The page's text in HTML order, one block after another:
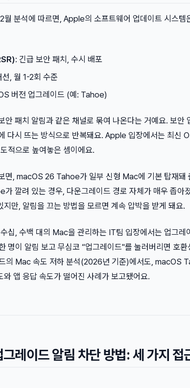
분석에 따르면, Apple의 소프트웨어 업데이트 시스템
: 긴급 보안 패치, 수시 배포
, 월 1-2회 수준
버전 업그레이드 (예: Tahoe)
패치 알림과 같은 채널로 묶여 나온다는 거예요. 보안
다시 뜨는 방식으로 반복돼요. Apple 입장에서는 최신
적으로 높여놓은 셈이에요.
, macOS 26 Tahoe가 일부 신형 Mac에 기본 탑재돼
깔려 있는 경우, 다운그레이드 경로 자체가 매우 좁아
만, 알림을 끄는 방법을 모르면 계속 압박을 받게 돼요.
십, 수백 대의 Mac을 관리하는 IT팀 입장에서는 업그레
명이 알림 보고 무심코 “업그레이드"를 눌러버리면 호환
의 Mac 속도 저하 분석(2026년 기준)에서도, macOS
앱 응답 속도가 떨어진 사례가 보고됐어요.
레이드 알림 차단 방법: 세 가지 접